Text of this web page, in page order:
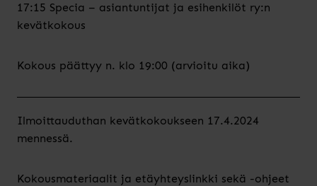
17:15 Specia – asiantuntijat ja esihenkilöt ry:n
kevätkokous
Kokous päättyy n. klo 19:00 (arvioitu aika)
Ilmoittauduthan kevätkokoukseen 17.4.2024
mennessä.
Kokousmateriaalit ja etäyhteyslinkki sekä -ohjeet